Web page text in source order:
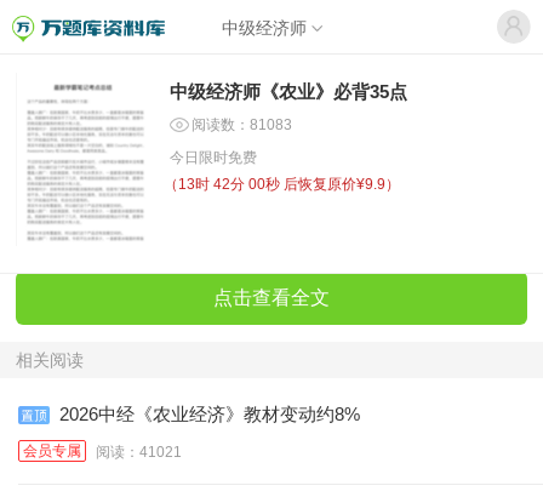
中级经济师
中级经济师《农业》必背35点
阅读数：81083
今日限时免费
（ 13时 42分 00秒 后恢复原价¥9.9）
点击查看全文
相关阅读
2026中经《农业经济》教材变动约8%
会员专属 阅读：41021